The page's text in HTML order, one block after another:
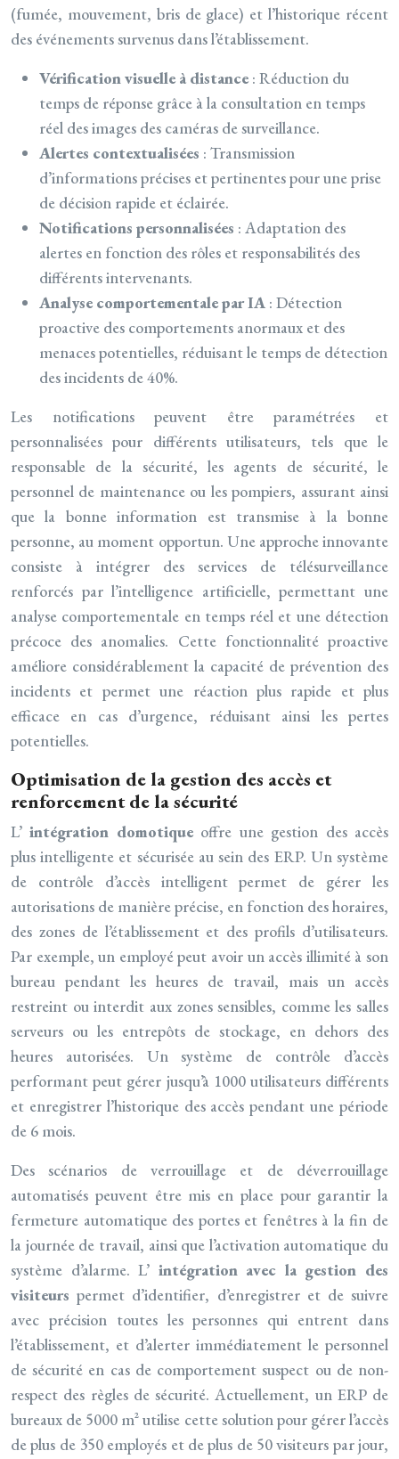
(fumée, mouvement, bris de glace) et l’historique récent
des événements survenus dans l’établissement.
Vérification visuelle à distance : Réduction du
temps de réponse grâce à la consultation en temps
réel des images des caméras de surveillance.
Alertes contextualisées : Transmission
d’informations précises et pertinentes pour une prise
de décision rapide et éclairée.
Notifications personnalisées : Adaptation des
alertes en fonction des rôles et responsabilités des
différents intervenants.
Analyse comportementale par IA : Détection
proactive des comportements anormaux et des
menaces potentielles, réduisant le temps de détection
des incidents de 40%.
Les notifications peuvent être paramétrées et
personnalisées pour différents utilisateurs, tels que le
responsable de la sécurité, les agents de sécurité, le
personnel de maintenance ou les pompiers, assurant ainsi
que la bonne information est transmise à la bonne
personne, au moment opportun. Une approche innovante
consiste à intégrer des services de télésurveillance
renforcés par l’intelligence artificielle, permettant une
analyse comportementale en temps réel et une détection
précoce des anomalies. Cette fonctionnalité proactive
améliore considérablement la capacité de prévention des
incidents et permet une réaction plus rapide et plus
efficace en cas d’urgence, réduisant ainsi les pertes
potentielles.
Optimisation de la gestion des accès et
renforcement de la sécurité
L’intégration domotique offre une gestion des accès
plus intelligente et sécurisée au sein des ERP. Un système
de contrôle d’accès intelligent permet de gérer les
autorisations de manière précise, en fonction des horaires,
des zones de l’établissement et des profils d’utilisateurs.
Par exemple, un employé peut avoir un accès illimité à son
bureau pendant les heures de travail, mais un accès
restreint ou interdit aux zones sensibles, comme les salles
serveurs ou les entrepôts de stockage, en dehors des
heures autorisées. Un système de contrôle d’accès
performant peut gérer jusqu’à 1000 utilisateurs différents
et enregistrer l’historique des accès pendant une période
de 6 mois.
Des scénarios de verrouillage et de déverrouillage
automatisés peuvent être mis en place pour garantir la
fermeture automatique des portes et fenêtres à la fin de
la journée de travail, ainsi que l’activation automatique du
système d’alarme. L’ intégration avec la gestion des
visiteurspermet d’identifier, d’enregistrer et de suivre
avec précision toutes les personnes qui entrent dans
l’établissement, et d’alerter immédiatement le personnel
de sécurité en cas de comportement suspect ou de non-
respect des règles de sécurité. Actuellement, un ERP de
bureaux de 5000 m² utilise cette solution pour gérer l’accès
de plus de 350 employés et de plus de 50 visiteurs par jour,